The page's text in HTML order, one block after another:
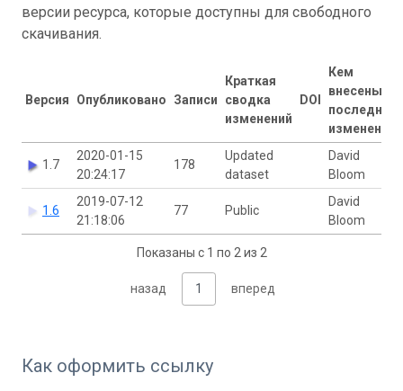
версии ресурса, которые доступны для свободного
скачивания.
Версия Опубликовано Записи
Краткая
сводка
изменений
DOI
Кем
внесены
последние
изменения
1.7
2020-01-15
20:24:17
178
Updated
dataset
David
Bloom
1.6
2019-07-12
21:18:06
77 Public
David
Bloom
Показаны с 1 по 2 из 2
назад 1 вперед
Как оформить ссылку